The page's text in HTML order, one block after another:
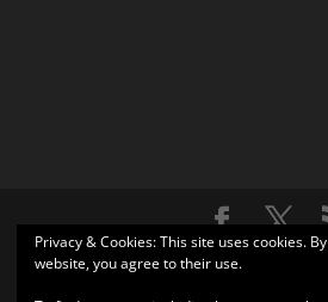
Σχεδιάστηκε απόElegant Themes
Privacy & Cookies: This site uses cookies.
website, you agree to their use.